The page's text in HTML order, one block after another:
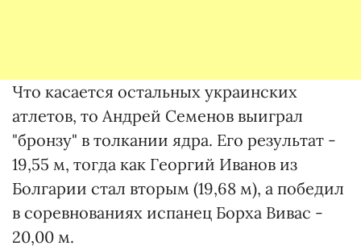
Что касается остальных украинских
атлетов, то Андрей Семенов выиграл
"бронзу" в толкании ядра. Его результат -
19,55 м, тогда как Георгий Иванов из
Болгарии стал вторым (19,68 м), а победил
в соревнованиях испанец Борха Вивас -
20,00 м.